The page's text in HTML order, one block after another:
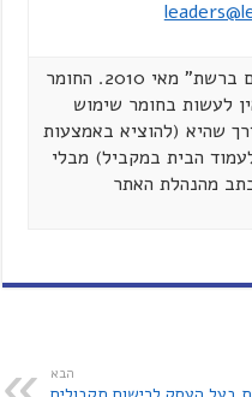
© כל הזכויות שמורות ל"מנהיגים ברשת" מאי 2010. החומר
לעשות בחומר שימוש
שהיא (להוציא באמצעות
הבית במקביל) מבלי
מהנהלת האתר
הבא